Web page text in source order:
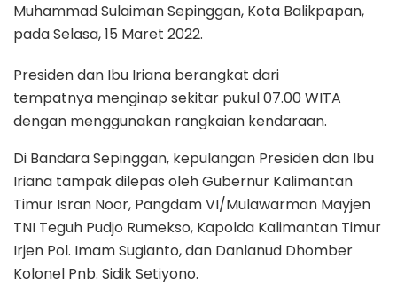
Muhammad Sulaiman Sepinggan, Kota Balikpapan,
pada Selasa, 15 Maret 2022.
Presiden dan Ibu Iriana berangkat dari
tempatnya menginap sekitar pukul 07.00 WITA
dengan menggunakan rangkaian kendaraan.
Di Bandara Sepinggan, kepulangan Presiden dan Ibu
Iriana tampak dilepas oleh Gubernur Kalimantan
Timur Isran Noor, Pangdam VI/Mulawarman Mayjen
TNI Teguh Pudjo Rumekso, Kapolda Kalimantan Timur
Irjen Pol. Imam Sugianto, dan Danlanud Dhomber
Kolonel Pnb. Sidik Setiyono.